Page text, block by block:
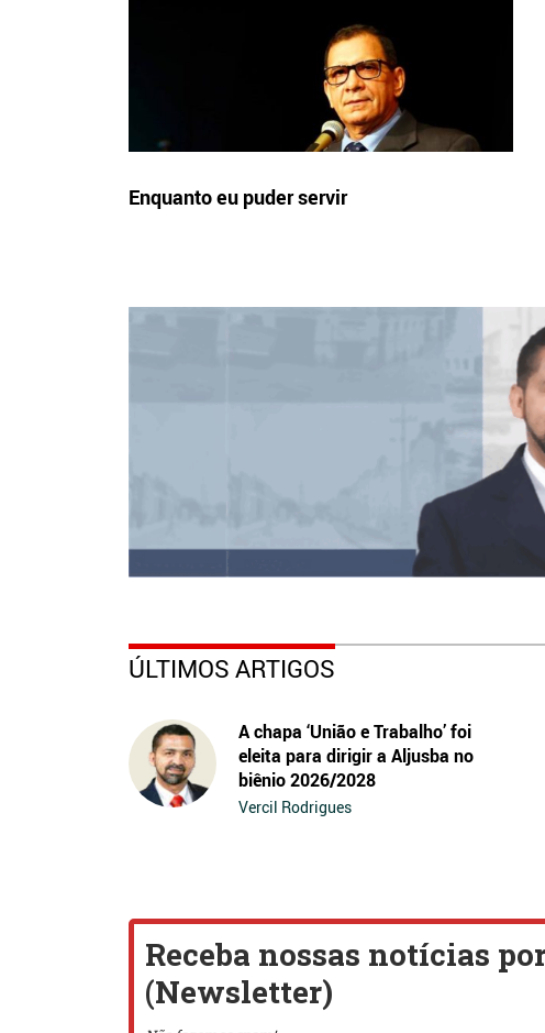
Enquanto eu puder servir
ÚLTIMOS ARTIGOS
A chapa ‘União e Trabalho’ foi
eleita para dirigir a Aljusba no
biênio 2026/2028
Vercil Rodrigues